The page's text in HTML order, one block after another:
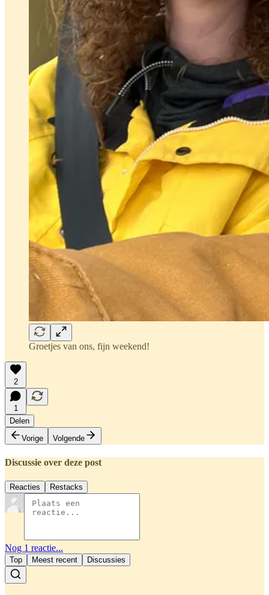
Groetjes van ons, fijn weekend!
2
1
Delen
Vorige
Volgende
Discussie over deze post
Reacties Restacks
Nog 1 reactie...
Top Meest recent Discussies